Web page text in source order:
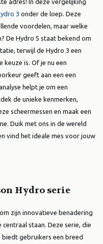
adres! In deze vergelijking
3 onder de loep. Deze
voordelen, maar welke
De Hydro 5 staat bekend om
terwijl de Hydro 3 een
is. Of je nu een
geeft aan een een
helpt je om een
de unieke kenmerken,
scheermessen en maak een
Duik met ons in de wereld
vind het ideale mes voor jouw
Hydro serie
zijn innovatieve benadering
staan. Deze serie, die
gebruikers een breed